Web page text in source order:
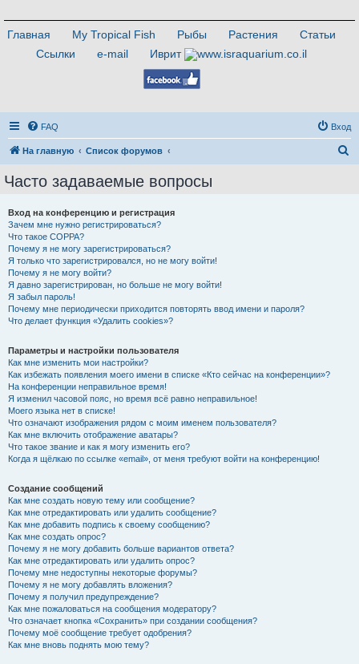
Главная My Tropical Fish Рыбы Растения
Статьи
Ссылки
e-mail Иврит
FAQ Вход
На главную Список форумов
Часто задаваемые вопросы
Вход на конференцию и регистрация
Зачем мне нужно регистрироваться?
Что такое COPPA?
Почему я не могу зарегистрироваться?
Я только что зарегистрировался, но не могу войти!
Почему я не могу войти?
Я давно зарегистрирован, но больше не могу войти!
Я забыл пароль!
Почему мне периодически приходится повторять ввод имени и пароля?
Что делает функция «Удалить cookies»?
Параметры и настройки пользователя
Как мне изменить мои настройки?
Как избежать появления моего имени в списке «Кто сейчас на конференции»?
На конференции неправильное время!
Я изменил часовой пояс, но время всё равно неправильное!
Моего языка нет в списке!
Что означают изображения рядом с моим именем пользователя?
Как мне включить отображение аватары?
Что такое звание и как я могу изменить его?
Когда я щёлкаю по ссылке «email», от меня требуют войти на конференцию!
Создание сообщений
Как мне создать новую тему или сообщение?
Как мне отредактировать или удалить сообщение?
Как мне добавить подпись к своему сообщению?
Как мне создать опрос?
Почему я не могу добавить больше вариантов ответа?
Как мне отредактировать или удалить опрос?
Почему мне недоступны некоторые форумы?
Почему я не могу добавлять вложения?
Почему я получил предупреждение?
Как мне пожаловаться на сообщения модератору?
Что означает кнопка «Сохранить» при создании сообщения?
Почему моё сообщение требует одобрения?
Как мне вновь поднять мою тему?